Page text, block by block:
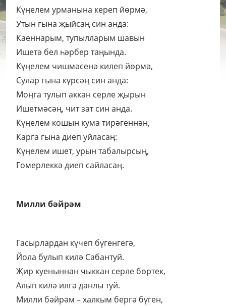
Күңелем урманына кереп йөрмә,
Утын гына җыйсаң син анда:
Каеннарым, тупылларым шавын
Ишетә бел һәрбер таңында.
Күңелем чишмәсенә килеп йөрмә,
Сулар гына күрсәң син анда:
Моңга тулып аккан серле җырын
Ишетмәсәң, чит зат син анда.
Күңелем кошын кума тирәгеннән,
Карга гына диеп уйласаң:
Күңелем ишет, урын табалырсың,
Гомерлеккә диеп сайласаң.
Милли бәйрәм
Гасырлардан күчеп бүгенгегә,
Йола булып килә Сабантуй.
Җир куеныннан чыккан серле бөртек,
Алып килә илгә данлы туй.
Милли бәйрәм – халкым бергә бүген,